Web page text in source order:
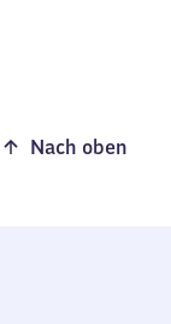
Nach oben